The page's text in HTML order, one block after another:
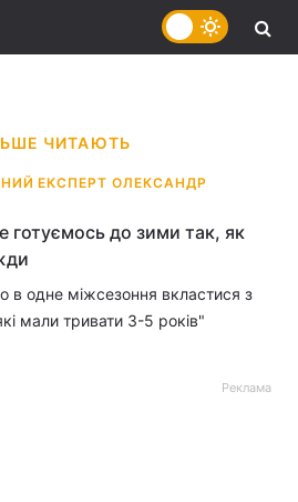
ЧИТАЮТЬ
ЕКСПЕРТ ОЛЕКСАНДР
готуємось до зими так, як
в одне міжсезоння вкластися з
мали тривати 3-5 років"
Реклама